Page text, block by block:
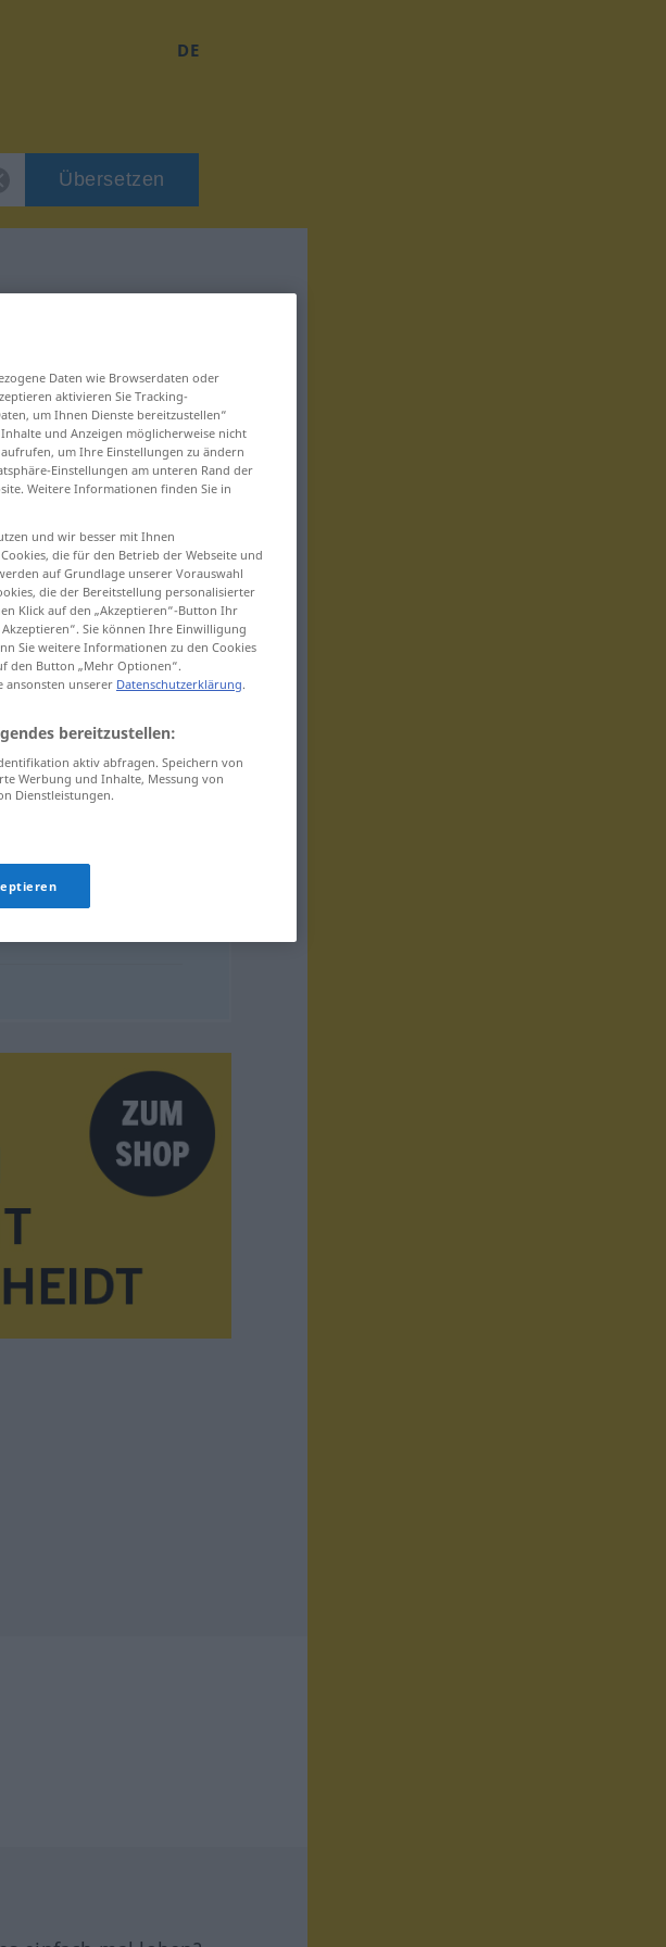
DE
Übersetzen
Daten wie Browserdaten oder
aktivieren Sie Tracking-
um Ihnen Dienste bereitzustellen“
und Anzeigen möglicherweise nicht
um Ihre Einstellungen zu ändern
Einstellungen am unteren Rand der
Weitere Informationen finden Sie in
und wir besser mit Ihnen
die für den Betrieb der Webseite und
auf Grundlage unserer Vorauswahl
die der Bereitstellung personalisierter
Klick auf den „Akzeptieren“-Button Ihr
Sie können Ihre Einwilligung
Sie weitere Informationen zu den Cookies
den Button „Mehr Optionen“.
ansonsten unserer Datenschutzerklärung.
bereitzustellen:
aktiv abfragen. Speichern von
Werbung und Inhalte, Messung von
Dienstleistungen.